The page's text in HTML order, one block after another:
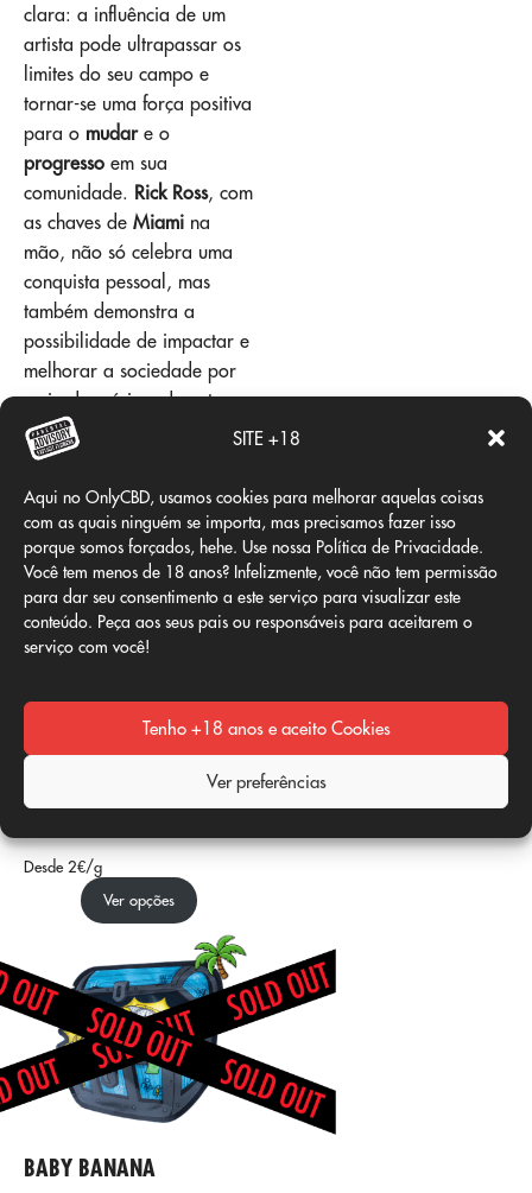
SITE +18
Aqui no OnlyCBD, usamos cookies para melhorar aquelas coisas
com as quais ninguém se importa, mas precisamos fazer isso
porque somos forçados, hehe. Use nossa Política de Privacidade.
Você tem menos de 18 anos? Infelizmente, você não tem permissão
para dar seu consentimento a este serviço para visualizar este
conteúdo. Peça aos seus pais ou responsáveis para aceitarem o
serviço com você!
Tenho +18 anos e aceito Cookies
Ver preferências
clara: a influência de um
artista pode ultrapassar os
limites do seu campo e
tornar-se uma força positiva
para o mudare o
progresso em sua
comunidade. Rick Ross, com
as chaves de Miami na
mão, não só celebra uma
conquista pessoal, mas
também demonstra a
possibilidade de impactar e
melhorar a sociedade por
meio da música, da arte e,
principalmente, da ação
direta e
comunidade.
1 2 3 … 15
Página seguinte
Desde 2€/g
Ver opções
BABY BANANA